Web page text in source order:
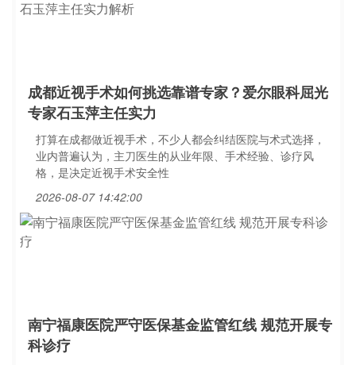
成都近视手术如何挑选靠谱专家？爱尔眼科屈光
专家石玉萍主任实力
打算在成都做近视手术，不少人都会纠结医院与术式选择，
业内普遍认为，主刀医生的从业年限、手术经验、诊疗风
格，是决定近视手术安全性
2026-08-07 14:42:00
南宁福康医院严守医保基金监管红线 规范开展专
科诊疗